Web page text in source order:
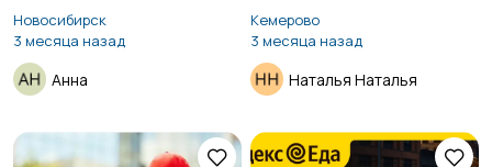
Новосибирск
3 месяца назад
Анна
Кемерово
3 месяца назад
Наталья Наталья